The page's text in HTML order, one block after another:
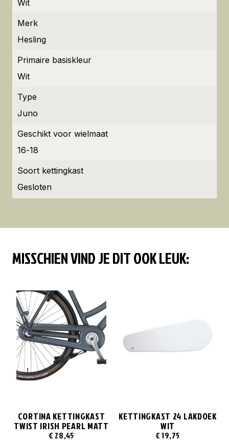
Wit
Merk
Hesling
Primaire basiskleur
Wit
Type
Juno
Geschikt voor wielmaat
16-18
Soort kettingkast
Gesloten
MISSCHIEN VIND JE DIT OOK LEUK:
CORTINA KETTINGKAST
TWIST IRISH PEARL MATT
€ 28,45
KETTINGKAST 24 LAKDOEK
WIT
€19,75